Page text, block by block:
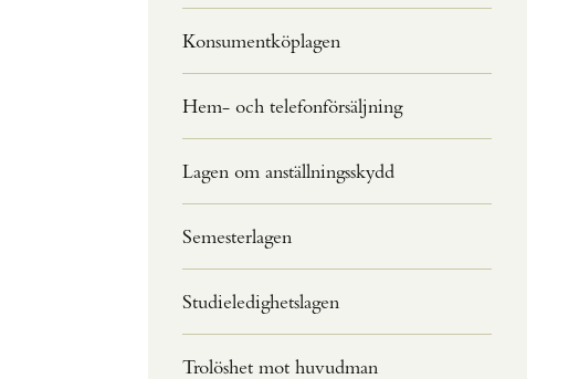
Konsumentköplagen
Hem- och telefonförsäljning
Lagen om anställningsskydd
Semesterlagen
Studieledighetslagen
Trolöshet mot huvudman